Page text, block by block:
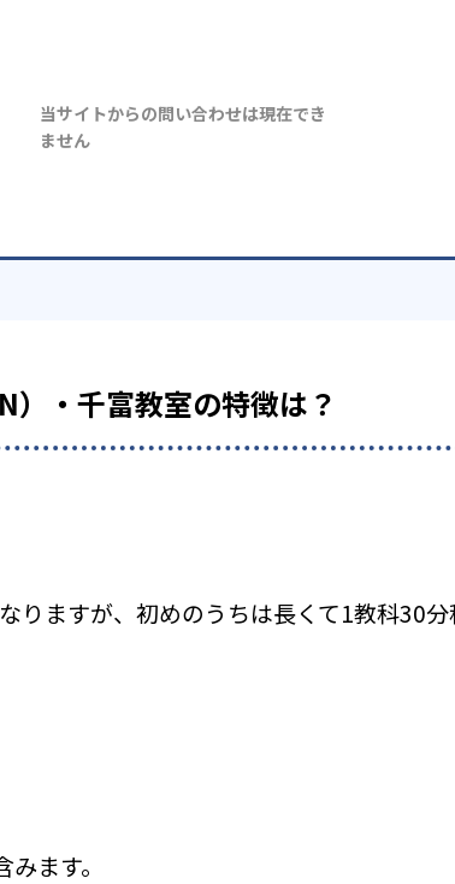
当サイトからの問い合わせは現在でき
ません
）・千富教室の特徴は？
ますが、初めのうちは長くて1教科30分
ます。